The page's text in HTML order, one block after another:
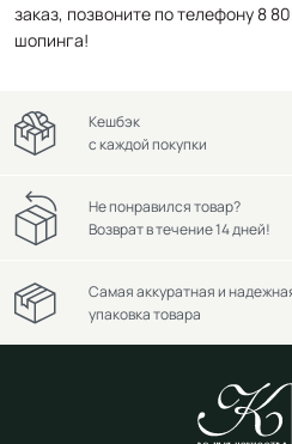
заказ, позвоните по телефону 8
шопинга!
Кешбэк
с каждой покупки
Не понравился товар?
Возврат в течение 14 дней!
Самая аккуратная и
упаковка товара